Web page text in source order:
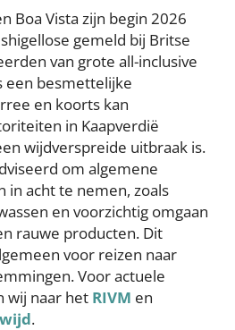
Boa Vista zijn begin 2026
gemeld bij Britse
van grote all-inclusive
een besmettelijke
en koorts kan
in Kaapverdië
wijdverspreide uitbraak is.
om algemene
in acht te nemen, zoals
en voorzichtig omgaan
rauwe producten. Dit
voor reizen naar
Voor actuele
wij naar het RIVM en
.